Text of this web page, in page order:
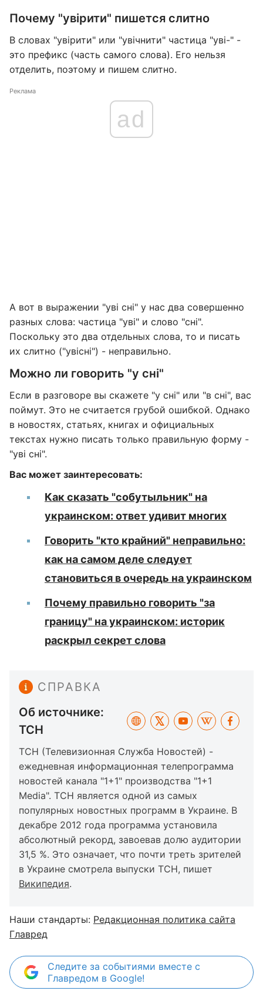
Почему "увірити" пишется слитно
В словах "увірити" или "увічнити" частица "уві-" -
это префикс (часть самого слова). Его нельзя
отделить, поэтому и пишем слитно.
Реклама
ad
А вот в выражении "уві сні" у нас два совершенно
разных слова: частица "уві" и слово "сні".
Поскольку это два отдельных слова, то и писать
их слитно ("увісні") - неправильно.
Можно ли говорить "у сні"
Если в разговоре вы скажете "у сні" или "в сні", вас
поймут. Это не считается грубой ошибкой. Однако
в новостях, статьях, книгах и официальных
текстах нужно писать только правильную форму -
"уві сні".
Вас может заинтересовать:
Как сказать "собутыльник" на
украинском: ответ удивит многих
Говорить "кто крайний" неправильно:
как на самом деле следует
становиться в очередь на украинском
Почему правильно говорить "за
границу" на украинском: историк
раскрыл секрет слова
СПРАВКА
Об источнике:
ТСН
ТСН (Телевизионная Служба Новостей) -
ежедневная информационная телепрограмма
новостей канала "1+1" производства "1+1
Media". ТСН является одной из самых
популярных новостных программ в Украине. В
декабре 2012 года программа установила
абсолютный рекорд, завоевав долю аудитории
31,5 %. Это означает, что почти треть зрителей
в Украине смотрела выпуски ТСН, пишет
Википедия.
Наши стандарты: Редакционная политика сайта
Главред
Следите за событиями вместе с
Главредом в Google!